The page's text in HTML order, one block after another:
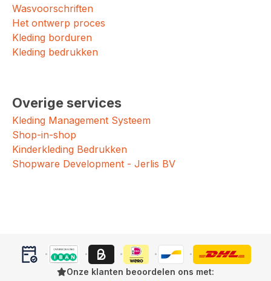
Wasvoorschriften
Het ontwerp proces
Kleding borduren
Kleding bedrukken
Overige services
Kleding Management Systeem
Shop-in-shop
Kinderkleding Bedrukken
Shopware Development - Jerlis BV
Onze klanten beoordelen ons met: